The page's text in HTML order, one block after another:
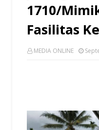
1710/
Fasilitas
MEDIA ONLINE